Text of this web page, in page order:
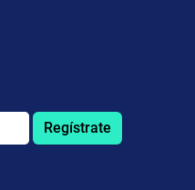
Regístrate